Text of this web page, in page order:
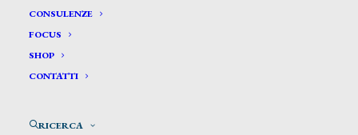
CONSULENZE
FOCUS
SHOP
CONTATTI
RICERCA